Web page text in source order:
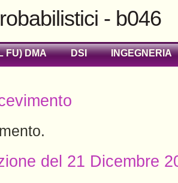
- b046
FU) DMA DSI INGEGNERIA
del 21 Dicembre